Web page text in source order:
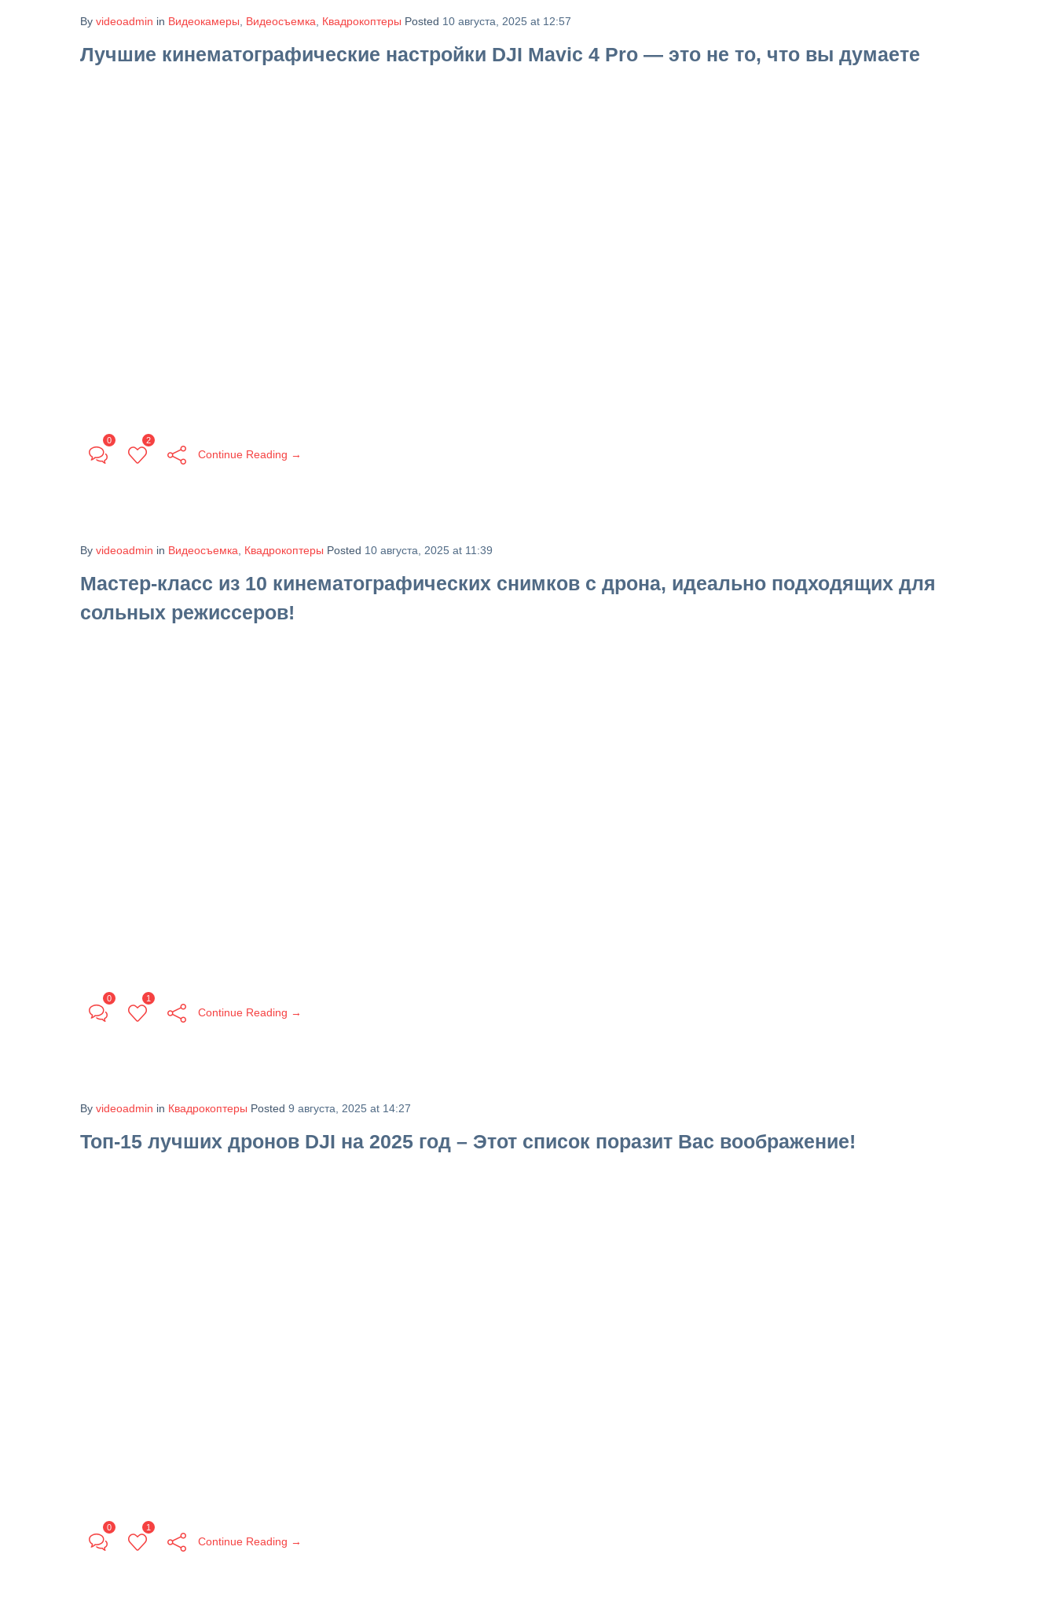
By videoadmin in Видеокамеры Видеосъемка Квадрокоптеры Posted 10 августа, 2025 at 12:57
Лучшие кинематографические настройки DJI Mavic 4 Pro — это не то, что вы думаете
0 2
Continue Reading →
By videoadmin in Видеосъемка Квадрокоптеры Posted 10 августа, 2025 at 11:39
Мастер-класс из 10 кинематографических снимков с дрона, идеально подходящих для
сольных режиссеров!
0 1
Continue Reading →
By videoadmin in Квадрокоптеры Posted 9 августа, 2025 at 14:27
Топ-15 лучших дронов DJI на 2025 год – Этот список поразит Вас воображение!
0 1
Continue Reading →